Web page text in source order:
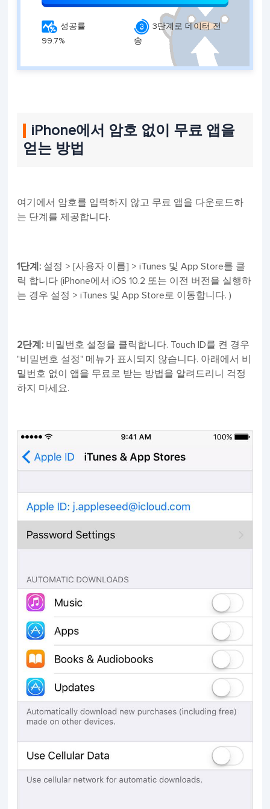
 성공률
99.7%
 3단계로 데이터 전
송
iPhone에서 암호 없이 무료 앱을
얻는 방법
여기에서 암호를 입력하지 않고 무료 앱을 다운로드하
는 단계를 제공합니다.
1단계: 설정 > [사용자 이름] > iTunes 및 App Store를 클
릭 합니다 (iPhone에서 iOS 10.2 또는 이전 버전을 실행하
는 경우 설정 > iTunes 및 App Store로 이동합니다. )
2단계: 비밀번호 설정을 클릭합니다. Touch ID를 켠 경우
"비밀번호 설정" 메뉴가 표시되지 않습니다. 아래에서 비
밀번호 없이 앱을 무료로 받는 방법을 알려드리니 걱정
하지 마세요.